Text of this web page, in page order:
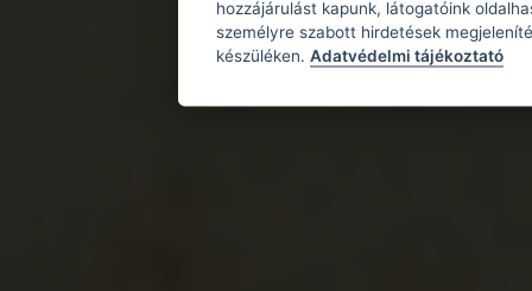
hozzájárulást kapunk, látogatóink
személyre szabott hirdetések
készüléken. Adatvédelmi tájékoztató